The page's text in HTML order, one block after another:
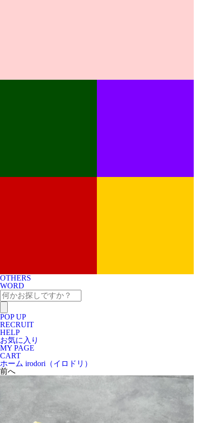
OTHERS
WORD
POP UP
RECRUIT
HELP
お気に入り
MY PAGE
CART
ホーム irodori（イロドリ）
前へ